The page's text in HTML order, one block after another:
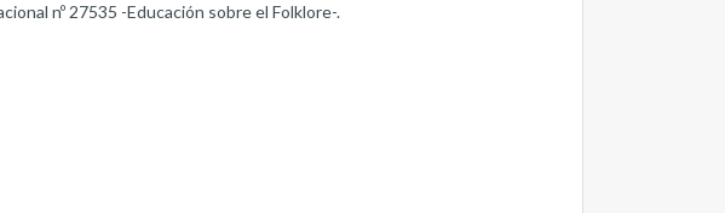
nº 27535 -Educación sobre el Folklore-.